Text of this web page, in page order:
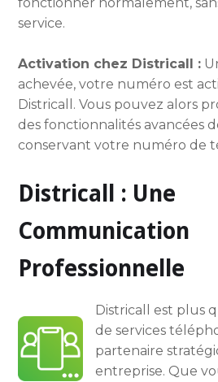
service.
Activation chez Districall :
achevée, votre numéro est
Districall. Vous pouvez alors
des fonctionnalités avancées
conservant votre numéro de
Districall : Une
Communication
Professionnelle
Districall est plus
de services
partenaire
entreprise. Que